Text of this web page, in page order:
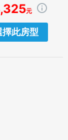
元
擇此房型